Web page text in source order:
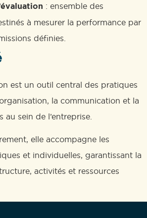
: ensemble des
à mesurer la performance par
définies.
est un outil central des pratiques
la communication et la
sein de l’entreprise.
elle accompagne les
et individuelles, garantissant la
activités et ressources